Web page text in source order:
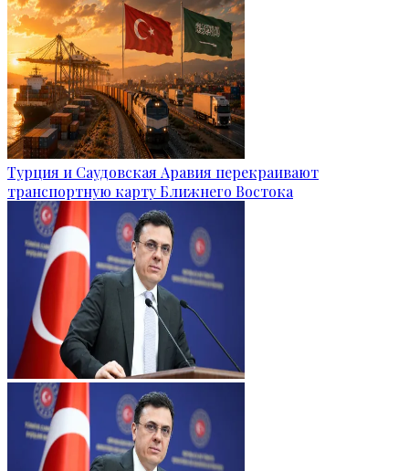
Турция и Саудовская Аравия перекраивают
транспортную карту Ближнего Востока